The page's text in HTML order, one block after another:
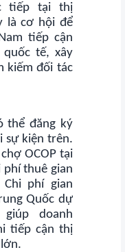
tiếp tại thị
là cơ hội để
tiếp cận
tế, xây
kiếm đối tác
thể đăng ký
sự kiện trên.
OCOP tại
phí thuê gian
Chi phí gian
Quốc dự
doanh
tiếp cận thị